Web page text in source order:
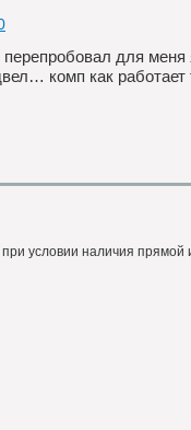
для меня
комп как работает
условии наличия прямой